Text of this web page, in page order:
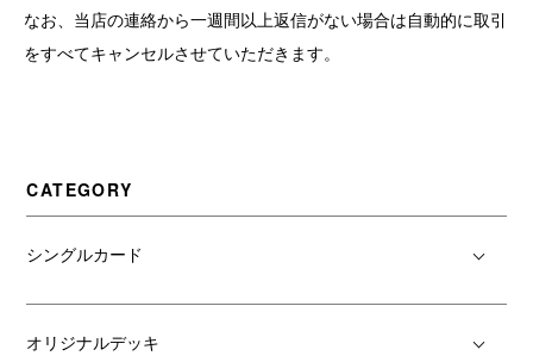
なお、当店の連絡から一週間以上返信がない場合は自動的に取引
をすべてキャンセルさせていただきます。
CATEGORY
シングルカード
オリジナルデッキ